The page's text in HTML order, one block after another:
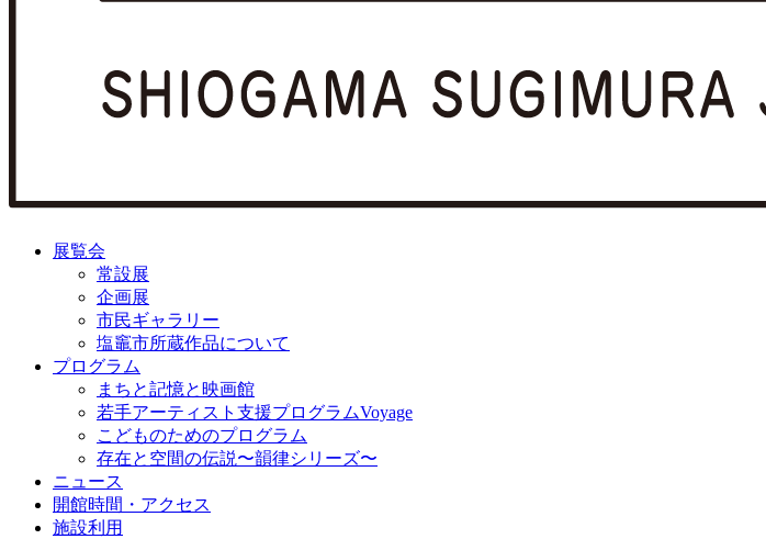
展覧会
常設展
企画展
市民ギャラリー
塩竈市所蔵作品について
プログラム
まちと記憶と映画館
若手アーティスト支援プログラムVoyage
こどものためのプログラム
存在と空間の伝説〜韻律シリーズ〜
ニュース
開館時間・アクセス
施設利用